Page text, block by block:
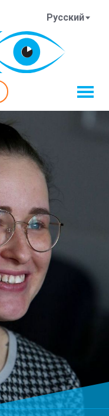
Русский